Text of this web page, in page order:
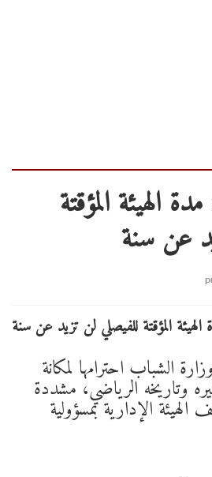
الهيئة المؤقتة
عن سنة
الشباب احترامها لمكانة
وتاريخه الرياضي، مشددة
الإدارية بمسؤولية